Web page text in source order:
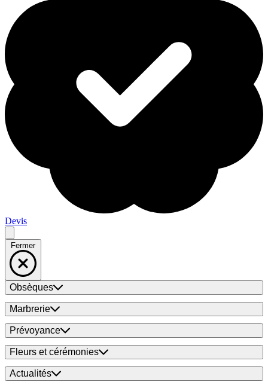
Devis
Fermer
Obsèques
Marbrerie
Prévoyance
Fleurs et cérémonies
Actualités